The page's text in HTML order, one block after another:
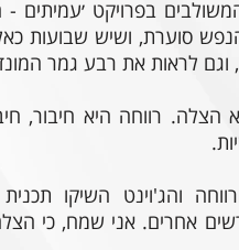
בפרויקט
סוערת, ושיש שבועות
לראות את רבע גמר
רווחה היא חיבור,
והג'וינט השיקו תכנית
אחרים. אני שמח, כי